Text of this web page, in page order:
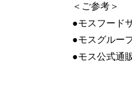
＜ご参考＞
●モスフード
●モスグルー
●モス公式通